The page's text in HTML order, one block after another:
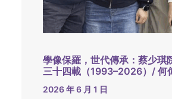
學像保羅，世代傳承：蔡少琪
三十四載（1993–2026）/ 何
2026 年 6 月 1 日